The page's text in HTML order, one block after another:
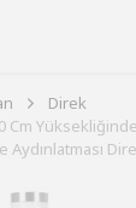
Direk
Cm
Aydınlatması